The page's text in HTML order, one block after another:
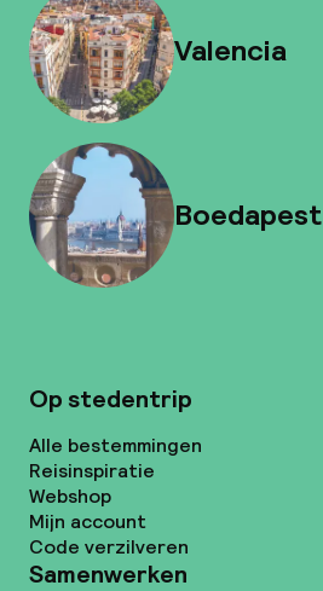
Valencia
Boedapest
Op stedentrip
Alle bestemmingen
Reisinspiratie
Webshop
Mijn account
Code verzilveren
Samenwerken